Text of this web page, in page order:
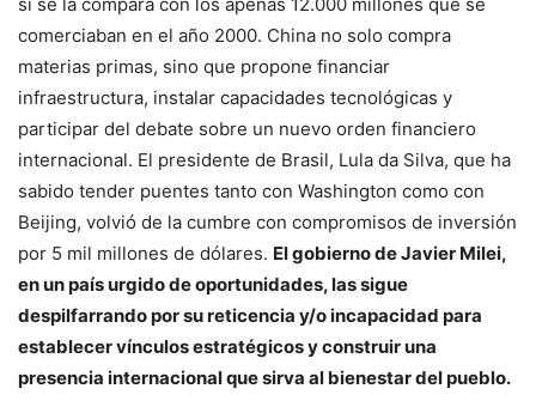
comerciaban en el año 2000. China no solo compra
materias primas, sino que propone financiar
infraestructura, instalar capacidades tecnológicas y
participar del debate sobre un nuevo orden financiero
internacional. El presidente de Brasil, Lula da Silva, que ha
sabido tender puentes tanto con Washington como con
Beijing, volvió de la cumbre con compromisos de inversión
por 5 mil millones de dólares. El gobierno de Javier Milei,
en un país urgido de oportunidades, las sigue
despilfarrando por su reticencia y/o incapacidad para
establecer vínculos estratégicos y construir una
presencia internacional que sirva al bienestar del pueblo.